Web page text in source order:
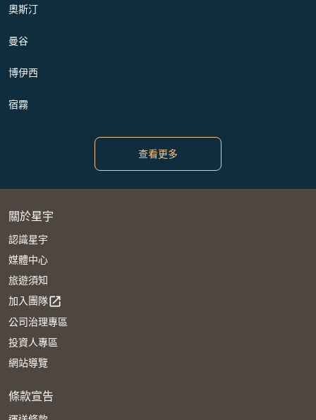
奧斯汀
曼谷
博伊西
宿霧
查看更多
關於星宇
認識星宇
媒體中心
旅遊須知
加入團隊open_in_new
公司治理專區
投資人專區
網站導覽
條款宣告